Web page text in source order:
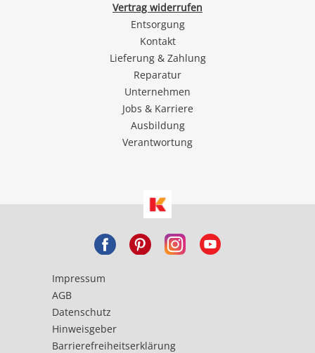
Vertrag widerrufen
Entsorgung
Kontakt
Lieferung & Zahlung
Reparatur
Unternehmen
Jobs & Karriere
Ausbildung
Verantwortung
Impressum
AGB
Datenschutz
Hinweisgeber
Barrierefreiheitserklärung